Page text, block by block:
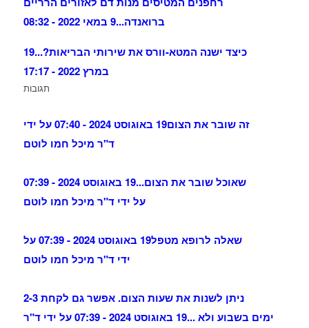
ברואנדה...9 במאי 2022 - 08:32
כיצד ישנה המטא-וורס את שירותי הבריאות?...19
במרץ 2022 - 17:17
תגובות
זה שובר את הצום
19 באוגוסט 2024 - 07:40 על ידי
ד"ר מיכל חמו לוטם
שאוכל שובר את הצום...
19 באוגוסט 2024 - 07:39
על ידי ד"ר מיכל חמו לוטם
שאלה לרופא מטפל
19 באוגוסט 2024 - 07:39 על
ידי ד"ר מיכל חמו לוטם
ניתן לשנות את שעות הצום. אפשר גם לקחת 2-3
ימים בשבוע ולא ...
19 באוגוסט 2024 - 07:39 על ידי ד"ר